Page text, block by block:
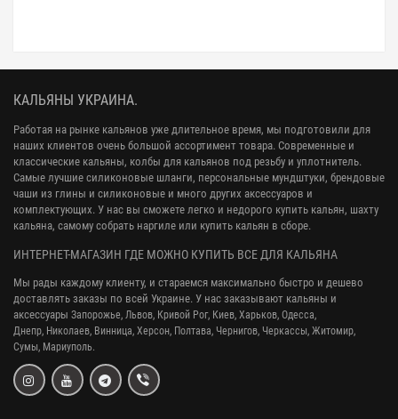
КАЛЬЯНЫ УКРАИНА.
Работая на рынке кальянов уже длительное время, мы подготовили для
наших клиентов очень большой ассортимент товара. Современные и
классические кальяны, колбы для кальянов под резьбу и уплотнитель.
Самые лучшие силиконовые шланги, персональные мундштуки, брендовые
чаши из глины и силиконовые и много других аксессуаров и
комплектующих. У нас вы сможете легко и недорого купить кальян, шахту
кальяна, самому собрать наргиле или купить кальян в сборе.
ИНТЕРНЕТ-МАГАЗИН ГДЕ МОЖНО КУПИТЬ ВСЕ ДЛЯ КАЛЬЯНА
Мы рады каждому клиенту, и стараемся максимально быстро и дешево
доставлять заказы по всей Украине. У нас заказывают кальяны и
аксессуары Запорожье, Львов, Кривой Рог, Киев, Харьков, Одесса,
Днепр, Николаев, Винница, Херсон, Полтава, Чернигов, Черкассы, Житомир,
Сумы, Мариуполь.